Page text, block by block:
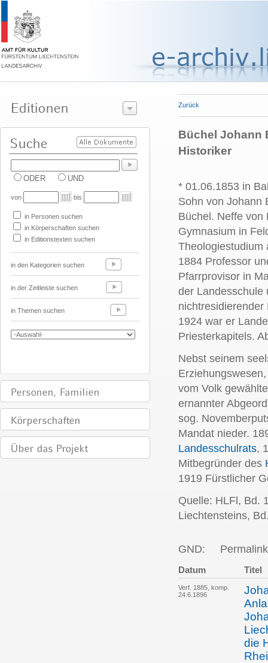
ODER UND
von bis
in Personen suchen
in Körperschaften suchen
in Editionstexten suchen
in den Kategorien suchen
in der Zeitleiste suchen
in Themen suchen
Zurück
Büchel Johann
Historiker
* 01.06.1853 in
Sohn von Johann
Büchel. Neffe
Gymnasium in
Theologiestudium
1884 Professor
Pfarrprovisor in
der Landesschule
1924 war er
Priesterkapitels.
Nebst seinem
vom Volk
ernannter
sog.
Mandat nieder.
Landesschulrats,
Mitbegründer des
1919 Fürstlicher
Quelle: HLFl, Bd.
Liechtensteins,
GND:
Datum Titel
Verf. 1885, komp.
24.6.1896
die